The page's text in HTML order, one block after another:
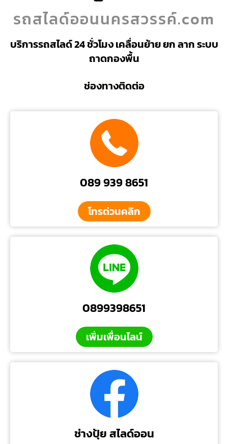
รถสไลด์ออนนครสวรรค์.com
บริการรถสไลด์ 24 ชั่วโมง เคลื่อนย้าย ยก ลาก ระบบ
ถาดกองพื้น
ช่องทางติดต่อ
089 939 8651
โทรด่วนคลิก
0899398651
เพิ่มเพื่อนไลน์
ช่างปุ้ย สไลด์ออน